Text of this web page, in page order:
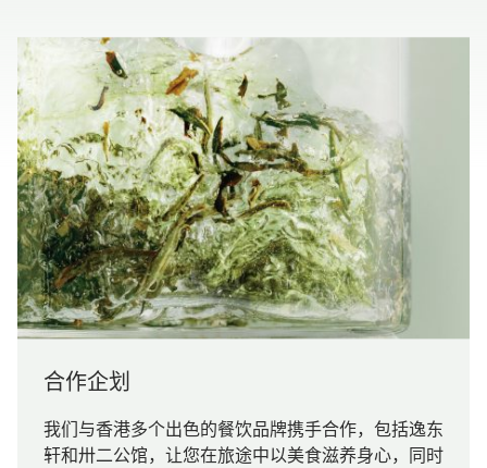
合作企划
我们与香港多个出色的餐饮品牌携手合作，包括逸东
轩和卅二公馆，让您在旅途中以美食滋养身心，同时